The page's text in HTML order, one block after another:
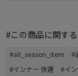
#この商品に関す
#all_season_item #
#インナー 快適
#イ